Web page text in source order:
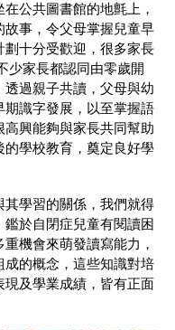
公共圖書館的地氈上，
事，令父母掌握兒童早
十分受歡迎，很多家長
少家長都認同由零歲開
過親子共讀，父母與幼
期識字發展，以至掌握語
興能夠與家長共同幫助
學校教育，奠定良好學
學習的關係，我們就得
於自閉症兒童有閱讀困
機會來萌發讀寫能力，
的概念，這些知識對培
及學業成績，皆有正面